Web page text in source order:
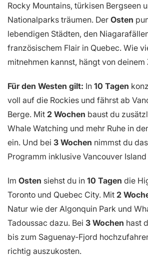
Rocky Mountains, türkisen Bergseen
Nationalparks träumen. Der Osten
lebendigen Städten, den
französischem Flair in Quebec. Wie
mitnehmen kannst, hängt von
Für den Westen gilt: In 10 Tagen
voll auf die Rockies und fährst ab
Berge. Mit 2 Wochen baust du
Whale Watching und mehr Ruhe in
ein. Und bei 3 Wochen nimmst du
Programm inklusive Vancouver
Im Osten siehst du in 10 Tagen die
Toronto und Quebec City. Mit 2
Natur wie der Algonquin Park und
Tadoussac dazu. Bei 3 Wochen hast
bis zum Saguenay-Fjord
richtig auszukosten.